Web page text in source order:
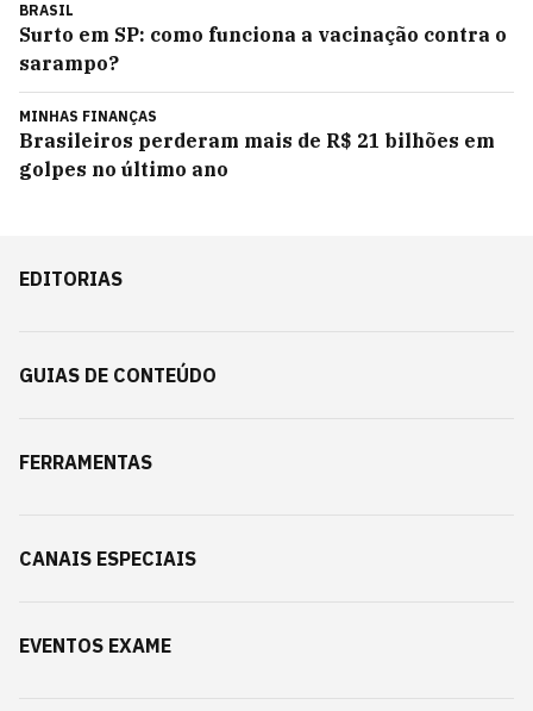
BRASIL
Surto em SP: como funciona a vacinação contra o
sarampo?
MINHAS FINANÇAS
Brasileiros perderam mais de R$ 21 bilhões em
golpes no último ano
EDITORIAS
GUIAS DE CONTEÚDO
FERRAMENTAS
CANAIS ESPECIAIS
EVENTOS EXAME